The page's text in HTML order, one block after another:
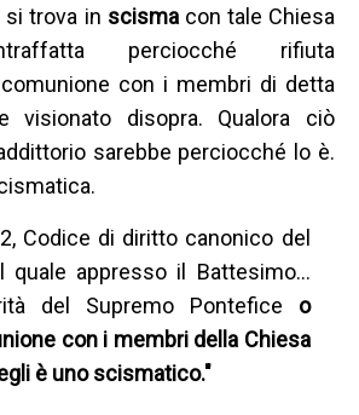
si trova in scisma con tale Chiesa
perciocché rifiuta
con i membri di detta
visionato disopra. Qualora ciò
sarebbe perciocché lo è.
Codice di diritto canonico del
quale appresso il Battesimo…
del Supremo Pontefice o
con i membri della Chiesa
è uno scismatico."